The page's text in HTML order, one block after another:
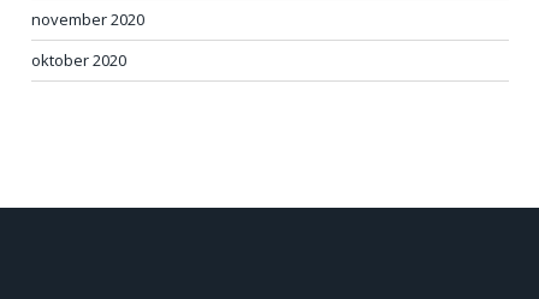
november 2020
oktober 2020